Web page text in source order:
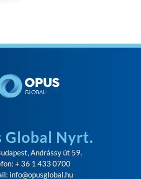
Global Nyrt.
Andrássy út 59.
+ 36 1 433 0700
info@opusglobal.hu